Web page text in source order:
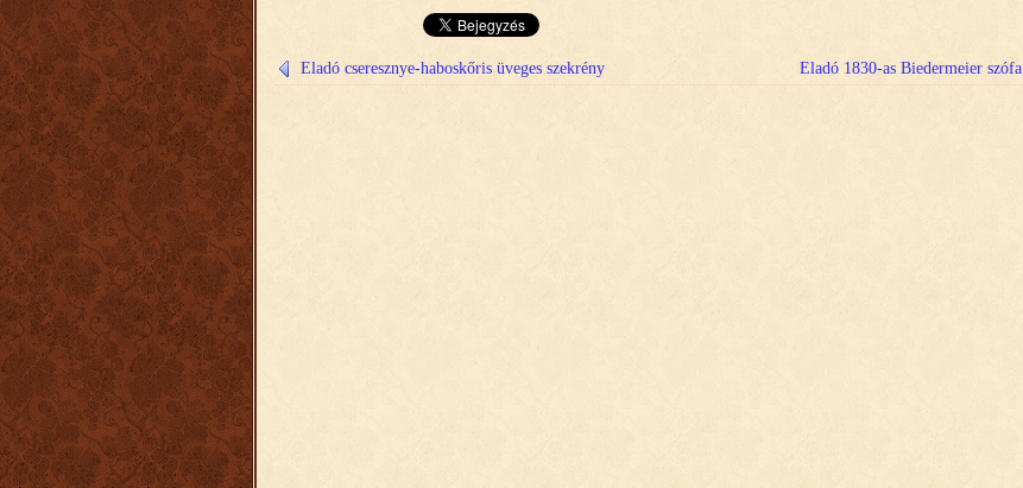
Eladó cseresznye-haboskőris üveges szekrény Eladó 1830-as Biedermeier szófa